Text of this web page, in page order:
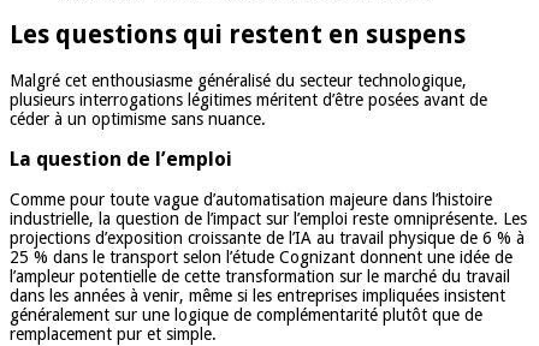
Les questions qui restent en suspens
Malgré cet enthousiasme généralisé du secteur technologique,
plusieurs interrogations légitimes méritent d’être posées avant de
céder à un optimisme sans nuance.
La question de l’emploi
Comme pour toute vague d’automatisation majeure dans l’histoire
industrielle, la question de l’impact sur l’emploi reste omniprésente. Les
projections d’exposition croissante de l’IA au travail physique de 6 % à
25 % dans le transport selon l’étude Cognizant donnent une idée de
l’ampleur potentielle de cette transformation sur le marché du travail
dans les années à venir, même si les entreprises impliquées insistent
généralement sur une logique de complémentarité plutôt que de
remplacement pur et simple.